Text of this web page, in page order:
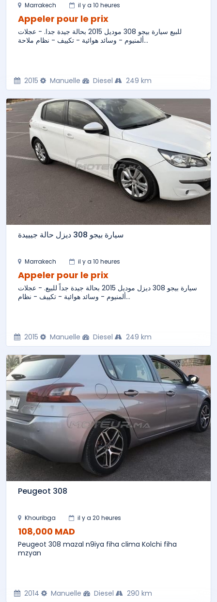
Marrakech il y a 10 heures
Appeler pour le prix
للبيع سيارة بيجو 308 موديل 2015 بحالة جيدة جدا. - عجلات
ألمنيوم - وسائد هوائية - تكييف - نظام ملاحة...
2015 Manuelle Diesel 249 km
سيارة بيجو 308 ديزل حالة جيييدة
Marrakech il y a 10 heures
Appeler pour le prix
سيارة بيجو 308 ديزل موديل 2015 بحالة جيدة جداً للبيع. - عجلات
ألمنيوم - وسائد هوائية - تكييف - نظام...
2015 Manuelle Diesel 249 km
Peugeot 308
Khouribga il y a 20 heures
108,000 MAD
Peugeot 308 mazal n9iya fiha clima Kolchi fiha
mzyan
2014 Manuelle Diesel 290 km